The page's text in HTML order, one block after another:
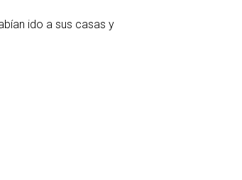
ido a sus casas y